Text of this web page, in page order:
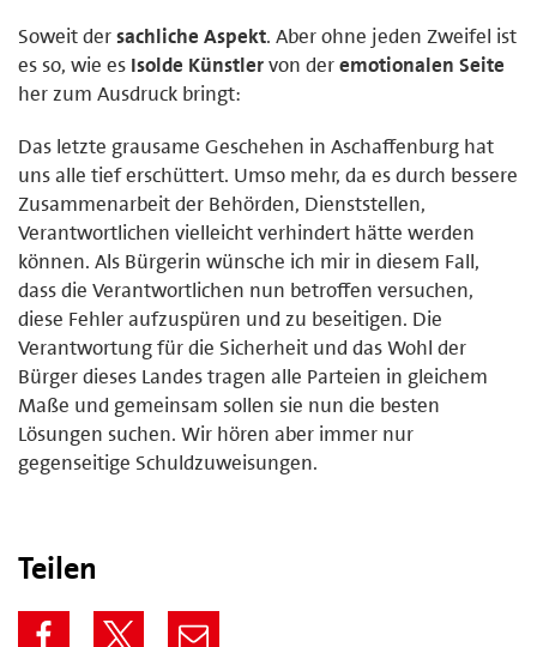
Soweit dersachliche Aspekt. Aber ohne jeden Zweifel ist
es so, wie es Isolde Künstlervon deremotionalen Seite
her zum Ausdruck bringt:
Das letzte grausame Geschehen in Aschaffenburg hat
uns alle tief erschüttert. Umso mehr, da es durch bessere
Zusammenarbeit der Behörden, Dienststellen,
Verantwortlichen vielleicht verhindert hätte werden
können. Als Bürgerin wünsche ich mir in diesem Fall,
dass die Verantwortlichen nun betroffen versuchen,
diese Fehler aufzuspüren und zu beseitigen. Die
Verantwortung für die Sicherheit und das Wohl der
Bürger dieses Landes tragen alle Parteien in gleichem
Maße und gemeinsam sollen sie nun die besten
Lösungen suchen. Wir hören aber immer nur
gegenseitige Schuldzuweisungen.
Teilen